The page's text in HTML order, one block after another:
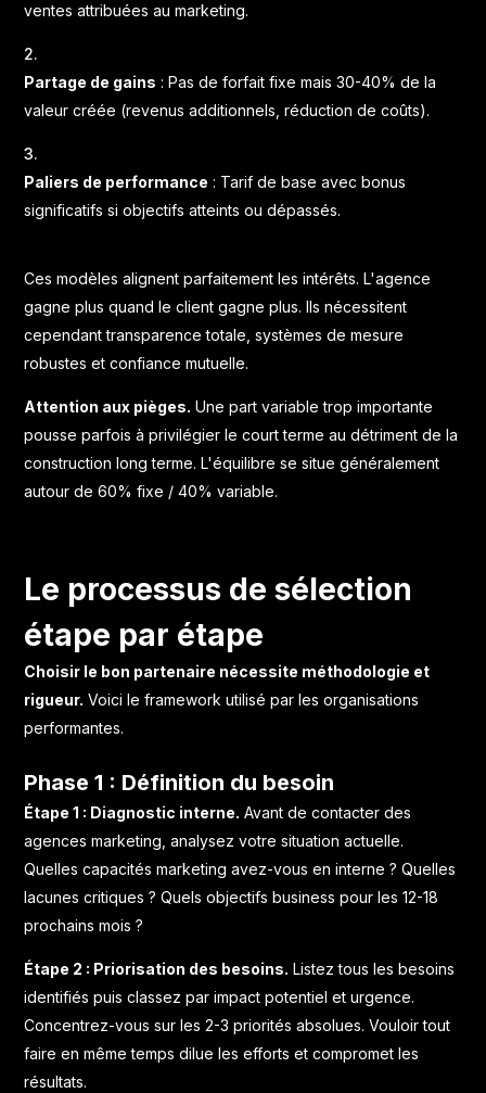
ventes attribuées au marketing.
Partage de gains : Pas de forfait fixe mais 30-40% de la
valeur créée (revenus additionnels, réduction de coûts).
Paliers de performance : Tarif de base avec bonus
significatifs si objectifs atteints ou dépassés.
Ces modèles alignent parfaitement les intérêts. L'agence
gagne plus quand le client gagne plus. Ils nécessitent
cependant transparence totale, systèmes de mesure
robustes et confiance mutuelle.
Attention aux pièges. Une part variable trop importante
pousse parfois à privilégier le court terme au détriment de la
construction long terme. L'équilibre se situe généralement
autour de 60% fixe / 40% variable.
Le processus de sélection
étape par étape
Choisir le bon partenaire nécessite méthodologie et
rigueur. Voici le framework utilisé par les organisations
performantes.
Phase 1 : Définition du besoin
Étape 1 : Diagnostic interne. Avant de contacter des
agences marketing, analysez votre situation actuelle.
Quelles capacités marketing avez-vous en interne ? Quelles
lacunes critiques ? Quels objectifs business pour les 12-18
prochains mois ?
Étape 2 : Priorisation des besoins. Listez tous les besoins
identifiés puis classez par impact potentiel et urgence.
Concentrez-vous sur les 2-3 priorités absolues. Vouloir tout
faire en même temps dilue les efforts et compromet les
résultats.